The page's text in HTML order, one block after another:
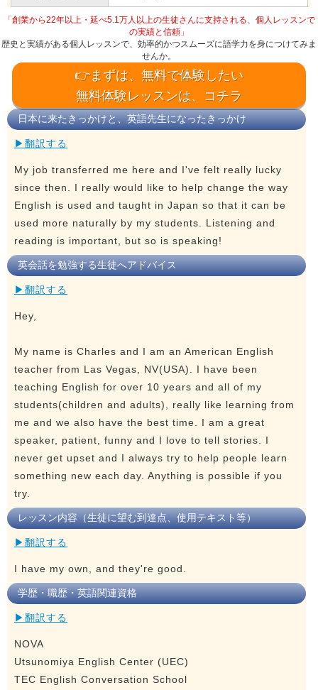
「創業から22年以上・延べ5.1万人以上の生徒さんに支持される、個人レッスンで
の実績と信頼」
歴史と実績がある個人レッスンで、効率的かつスムーズに語学力を身につけてみま
せんか。
👉まずは、無料で体験したい
無料体験レッスンは、コチラ
日本に来たきっかけと、英語先生になったきっかけ
▶翻訳する
My job transferred me here and I've felt really lucky
since then. I really would like to help change the way
English is used and taught in Japan so that it can be
used more naturally by my students. Listening and
reading is important, but so is speaking!
英会話を勉強する生徒へアドバイス
▶翻訳する
Hey,
My name is Charles and I am an American English
teacher from Las Vegas, NV(USA). I have been
teaching English for over 10 years and all of my
students(children and adults), really like learning from
me and we also have the best time. I am a great
speaker, patient, funny and I love to tell stories. I
never get upset and I always try to help people learn
something new each day. Anything is possible if you
try.
レッスン内容（生徒に望む到達点、使用テキスト等）
▶翻訳する
I have my own, and they're good.
学歴・職歴・英語関連資格
▶翻訳する
NOVA
Utsunomiya English Center (UEC)
TEC English Conversation School